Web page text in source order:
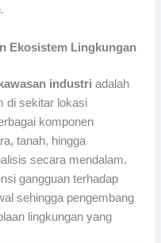
Ekosistem Lingkungan
industri adalah
di sekitar lokasi
komponen
tanah, hingga
secara mendalam.
gangguan terhadap
sehingga pengembang
lingkungan yang